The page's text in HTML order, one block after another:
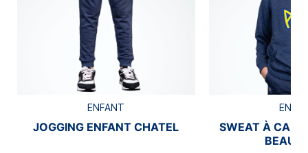
ENFANT
JOGGING ENFANT CHATEL
SWEAT À